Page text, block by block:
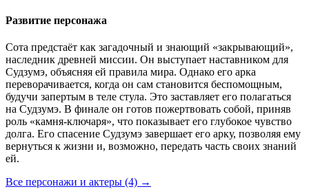
Развитие персонажа
Сота предстаёт как загадочный и знающий «закрывающий»,
наследник древней миссии. Он выступает наставником для
Судзумэ, объясняя ей правила мира. Однако его арка
переворачивается, когда он сам становится беспомощным,
будучи запертым в теле стула. Это заставляет его полагаться
на Судзумэ. В финале он готов пожертвовать собой, приняв
роль «камня-ключаря», что показывает его глубокое чувство
долга. Его спасение Судзумэ завершает его арку, позволяя ему
вернуться к жизни и, возможно, передать часть своих знаний
ей.
Все персонажи и актеры (4) →